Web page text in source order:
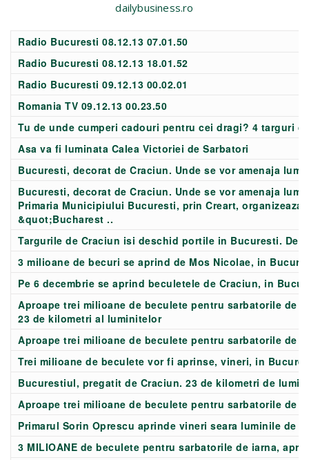
dailybusiness.ro
Radio Bucuresti 08.12.13 07.01.50
Radio Bucuresti 08.12.13 18.01.52
Radio Bucuresti 09.12.13 00.02.01
Romania TV 09.12.13 00.23.50
Tu de unde cumperi cadouri pentru cei dragi? 4 targuri
Asa va fi luminata Calea Victoriei de Sarbatori
Bucuresti, decorat de Craciun. Unde se vor amenaja
Bucuresti, decorat de Craciun. Unde se vor amenaja
Primaria Municipiului Bucuresti, prin Creart,
&quot;Bucharest ..
Targurile de Craciun isi deschid portile in Bucuresti. De
3 milioane de becuri se aprind de Mos Nicolae, in
Pe 6 decembrie se aprind beculetele de Craciun, in
Aproape trei milioane de beculete pentru sarbatorile de
23 de kilometri al luminitelor
Aproape trei milioane de beculete pentru sarbatorile de
Trei milioane de beculete vor fi aprinse, vineri, in
Bucurestiul, pregatit de Craciun. 23 de kilometri de
Aproape trei milioane de beculete pentru sarbatorile de
Primarul Sorin Oprescu aprinde vineri seara luminile de
3 MILIOANE de beculete pentru sarbatorile de iarna,